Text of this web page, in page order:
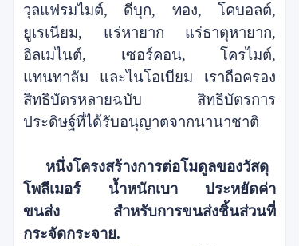
วุลแฟรมไมต์, ดีบุก, ทอง, โคบอลต์,
ยูเรเนียม, แร่หายาก
แร่ธาตุหายาก,
อิลเมไนต์, เซอร์คอน, โครไมต์,
แทนทาลัม และไนโอเบียม เราถือครอง
สิทธิบัตรหลายฉบับ
สิทธิบัตรการ
ประดิษฐ์ที่ได้รับอนุญาตจากนานาชาติ
หนึ่งโครงสร้างการต่อโมดูลของวัสดุ
โพลีเมอร์ น้ำหนักเบา ประหยัดค่า
ขนส่ง
สำหรับการขนส่งชิ้นส่วนที่
กระจัดกระจาย.